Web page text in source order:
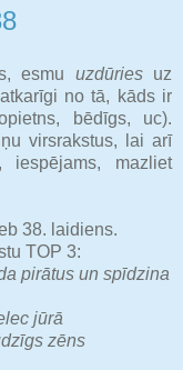
esmu uzdūries uz
no tā, kāds ir
bēdīgs, uc).
virsrakstus, lai arī
mazliet
38. laidiens.
TOP 3:
pirātus un spīdzina
jūrā
zēns